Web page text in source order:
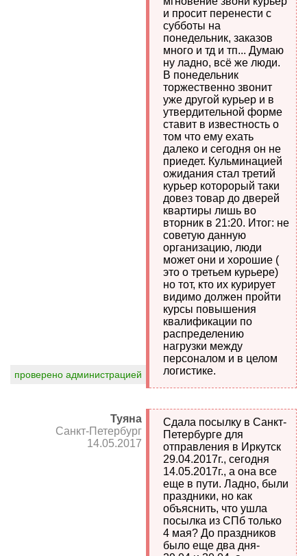
проверено администрацией
и просит перенести с
субботы на
понедельник, заказов
много и тд и тп... Думаю
ну ладно, всё же люди.
В понедельник
торжественно звонит
уже другой курьер и в
утвердительной форме
ставит в известность о
том что ему ехать
далеко и сегодня он не
приедет. Кульминацией
ожидания стал третий
курьер которорый таки
довез товар до дверей
квартиры лишь во
вторник в 21:20. Итог: не
советую данную
организацию, люди
может они и хорошие (
это о третьем курьере)
но тот, кто их курирует
видимо должен пройти
курсы повышения
квалификации по
распределению
нагрузки между
персоналом и в целом
логистике.
Туяна
Санкт-Петербург
14.05.2017
Сдала посылку в Санкт-
Петербурге для
отправления в Иркутск
29.04.2017г., сегодня
14.05.2017г., а она все
еще в пути. Ладно, были
праздники, но как
объяснить, что ушла
посылка из СПб только
4 мая? До праздников
было еще два дня-